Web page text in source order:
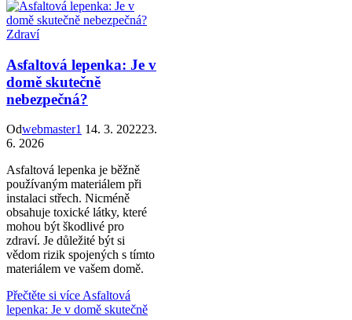
Zdraví
Asfaltová lepenka: Je v
domě skutečně
nebezpečná?
Odwebmaster1 14. 3. 202223.
6. 2026
Asfaltová lepenka je běžně
používaným materiálem při
instalaci střech. Nicméně
obsahuje toxické látky, které
mohou být škodlivé pro
zdraví. Je důležité být si
vědom rizik spojených s tímto
materiálem ve vašem domě.
Přečtěte si více Asfaltová
lepenka: Je v domě skutečně